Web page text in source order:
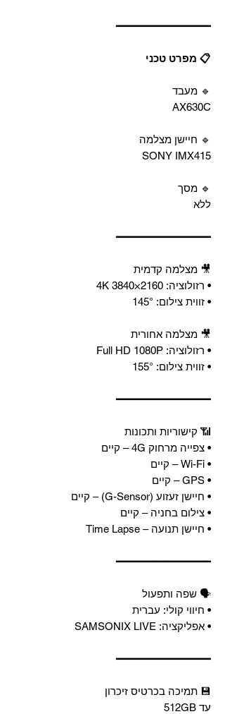
━━━━━━━━━━━━━━━
📋 מפרט טכני
🔹 מעבד
AX630C
🔹 חיישן מצלמה
SONY IMX415
🔹 מסך
ללא
━━━━━━━━━━━━━━━
🎥 מצלמה קדמית
• רזולוציה: 4K 3840×2160
• זווית צילום: ‎145°‎
🎥 מצלמה אחורית
• רזולוציה: Full HD 1080P
• זווית צילום: ‎155°‎
━━━━━━━━━━━━━━━
📶 קישוריות ותכונות
• צפייה מרחוק 4G – קיים
• Wi-Fi – קיים
• GPS – קיים
• חיישן זעזוע (G-Sensor) – קיים
• צילום בחניה – קיים
• חיישן תנועה – Time Lapse
━━━━━━━━━━━━━━━
🗣 שפה ותפעול
• חיווי קולי: עברית
• אפליקציה: SAMSONIX LIVE
━━━━━━━━━━━━━━━
💾 תמיכה בכרטיס זיכרון
עד 512GB